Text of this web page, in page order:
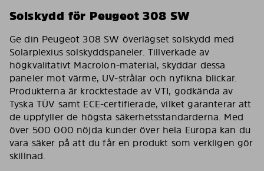
Solskydd för Peugeot 308 SW
Ge din Peugeot 308 SW överlägset solskydd med
Solarplexius solskyddspaneler. Tillverkade av
högkvalitativt Macrolon-material, skyddar dessa
paneler mot värme, UV-strålar och nyfikna blickar.
Produkterna är krocktestade av VTI, godkända av
Tyska TÜV samt ECE-certifierade, vilket garanterar att
de uppfyller de högsta säkerhetsstandarderna. Med
över 500 000 nöjda kunder över hela Europa kan du
vara säker på att du får en produkt som verkligen gör
skillnad.